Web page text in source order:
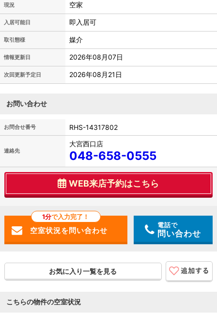
現況 空家
入居可能日 即入居可
取引態様 媒介
情報更新日 2026年08月07日
次回更新予定日 2026年08月21日
お問い合わせ
お問合せ番号 RHS-14317802
連絡先
大宮西口店
048-658-0555
WEB来店予約はこちら
1分で入力完了！
電話で
問い合わせ
お気に入り一覧を見る
こちらの物件の空室状況